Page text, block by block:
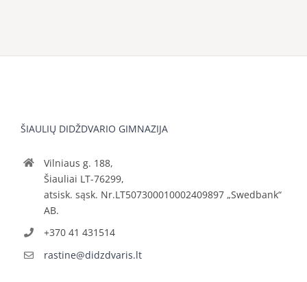
ŠIAULIŲ DIDŽDVARIO GIMNAZIJA
Vilniaus g. 188,
Šiauliai LT-76299,
atsisk. sąsk. Nr.LT507300010002409897 „Swedbank“
AB.
+370 41 431514
rastine@didzdvaris.lt